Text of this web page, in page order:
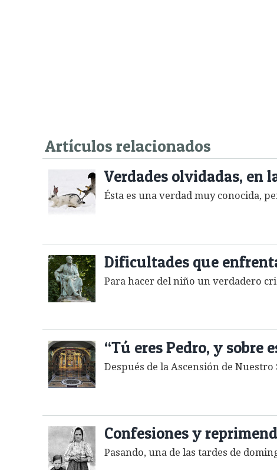
Artículos relacionados
Verdades olvidadas, en
Ésta es una verdad muy conocida,
Dificultades que
Para hacer del niño un verdadero
“Tú eres Pedro, y sobre
Después de la Ascensión de
Confesiones y
Pasando, una de las tardes de